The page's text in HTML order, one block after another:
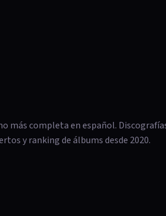
más completa en español.
y ranking de álbums desde 2020.